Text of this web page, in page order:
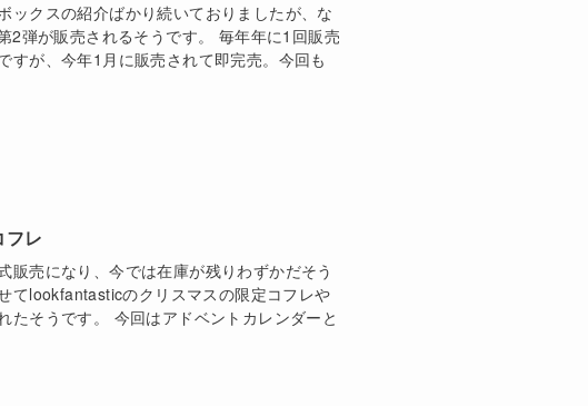
ックスの紹介ばかり続いておりましたが、な
2弾が販売されるそうです。 毎年年に1回販売
すが、今年1月に販売されて即完売。今回も
レ
販売になり、今では在庫が残りわずかだそう
てlookfantasticのクリスマスの限定コフレや
たそうです。 今回はアドベントカレンダーと